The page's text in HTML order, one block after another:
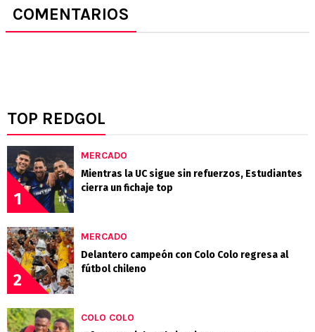
COMENTARIOS
TOP REDGOL
1
MERCADO
Mientras la UC sigue sin refuerzos, Estudiantes
cierra un fichaje top
2
MERCADO
Delantero campeón con Colo Colo regresa al
fútbol chileno
COLO COLO